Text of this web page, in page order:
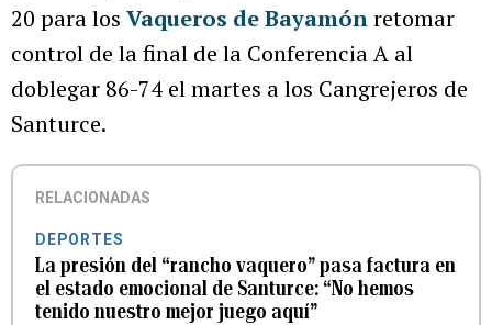
20 para los Vaqueros de Bayamónretomar
control de la final de la Conferencia A al
doblegar 86-74 el martes a los Cangrejeros de
Santurce.
RELACIONADAS
DEPORTES
La presión del “rancho vaquero” pasa factura en
el estado emocional de Santurce: “No hemos
tenido nuestro mejor juego aquí”